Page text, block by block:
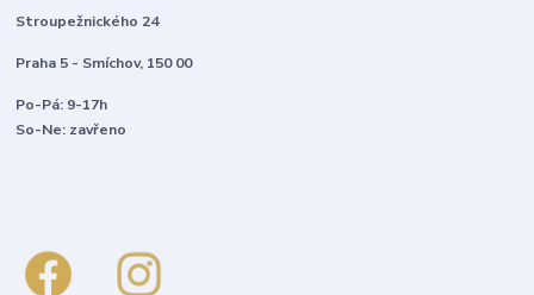
Stroupežnického 24
Praha 5 - Smíchov, 150 00
Po-Pá: 9-17h
So-Ne: zavřeno